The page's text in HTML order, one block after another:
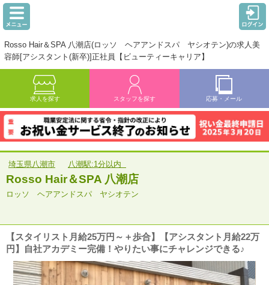
Rosso Hair＆SPA 八潮店(ロッソ ヘアアンドスパ ヤシオテン)の求人美
容師[アシスタント(新卒)]正社員【ビューティーキャリア】
求人を探す スタッフを探す 応募・メール
埼玉県八潮市 八潮駅:1分以内
Rosso Hair＆SPA 八潮店
ロッソ ヘアアンドスパ ヤシオテン
【スタイリスト月給25万円～＋歩合】【アシスタント月給22万
円】自社アカデミー完備！やりたい事にチャレンジできる♪